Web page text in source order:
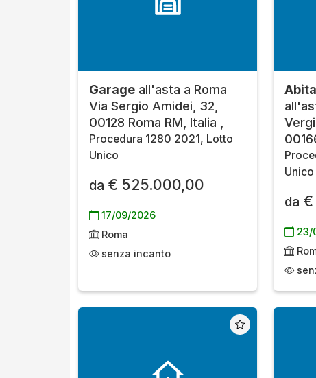
Garage all'asta a Roma
Via Sergio Amidei, 32,
00128 Roma RM, Italia ,
Procedura 1280 2021, Lotto
Unico
da € 525.000,00
17/09/2026
Roma
senza incanto
Unico
da €
23/